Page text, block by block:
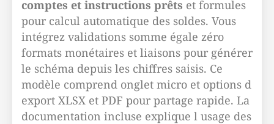
comptes et instructions prêts et formules
pour calcul automatique des soldes. Vous
intégrez validations somme égale zéro
formats monétaires et liaisons pour générer
le schéma depuis les chiffres saisis. Ce
modèle comprend onglet micro et options d
export XLSX et PDF pour partage rapide. La
documentation incluse explique l usage des